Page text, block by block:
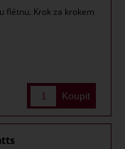
flétnu. Krok za krokem